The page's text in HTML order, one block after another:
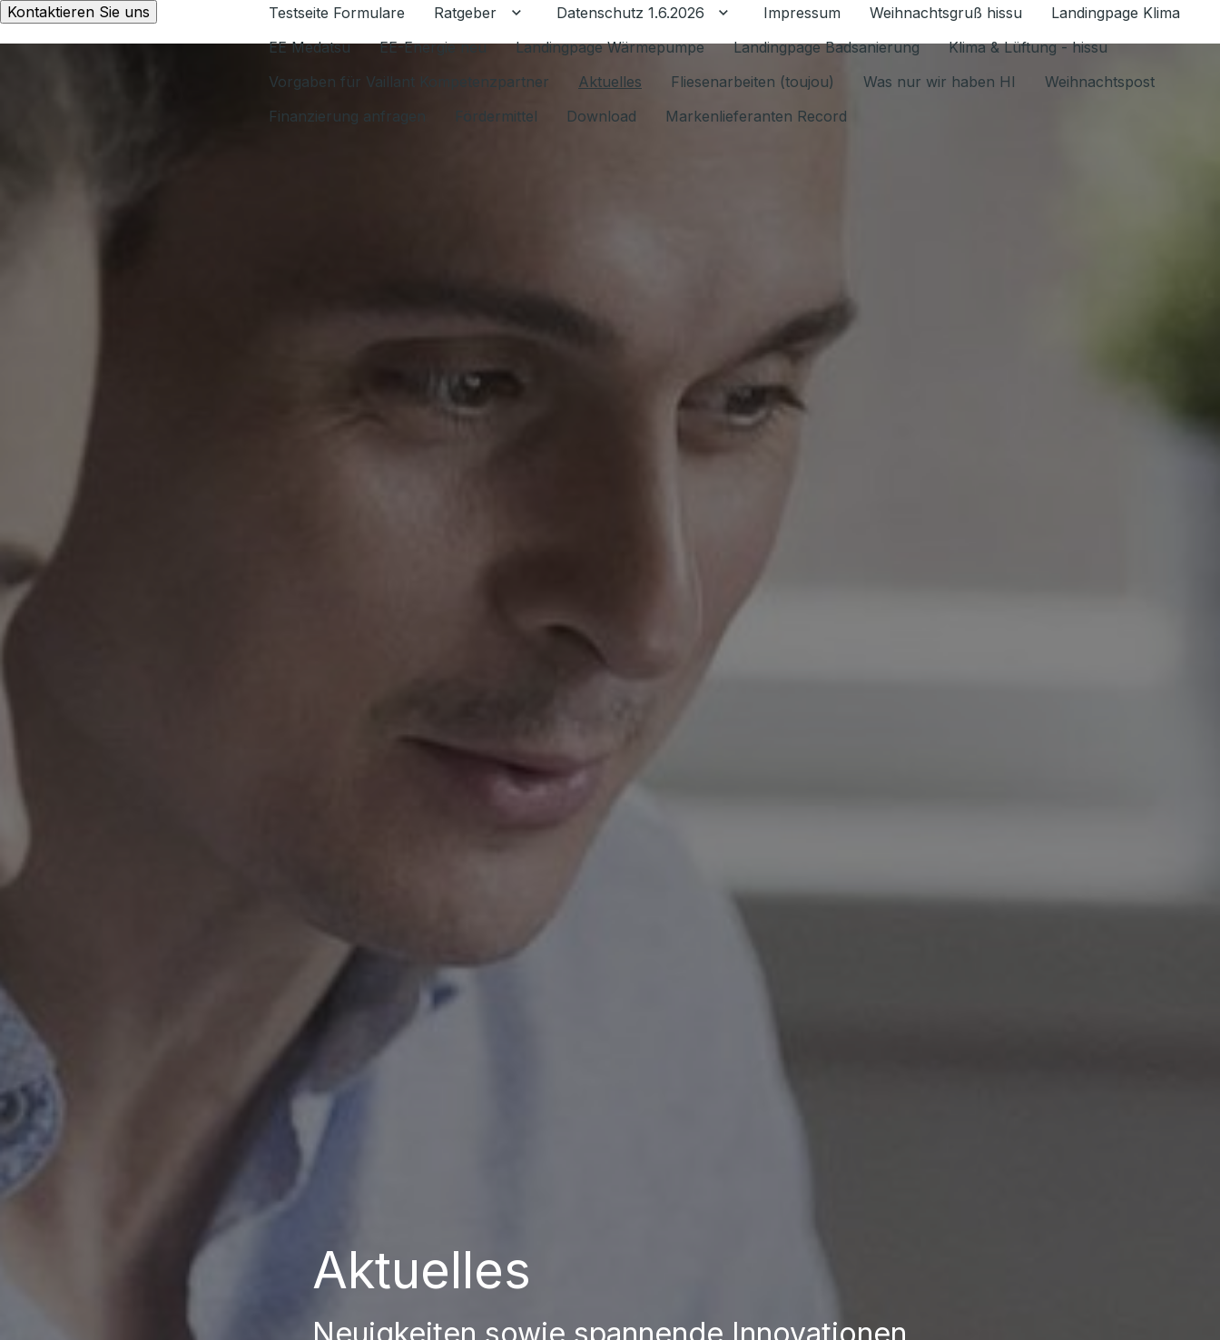
Kontaktieren Sie uns Testseite Formulare Ratgeber Untermenü für Ratgeber umschalten
Datenschutz 1.6.2026 Untermenü für Datenschutz 1.6.2026 umschalten
Impressum Weihnachtsgruß hissu
Landingpage Klima
EE Medatsu
EE-Energie neu Landingpage Wärmepumpe Landingpage Badsanierung
Klima & Lüftung - hissu
Vorgaben für Vaillant Kompetenzpartner
Aktuelles Fliesenarbeiten (toujou) Was nur wir haben HI
Weihnachtspost
Finanzierung anfragen
Fördermittel Download Markenlieferanten Record
Aktuelles
Neuigkeiten sowie spannende Innovationen